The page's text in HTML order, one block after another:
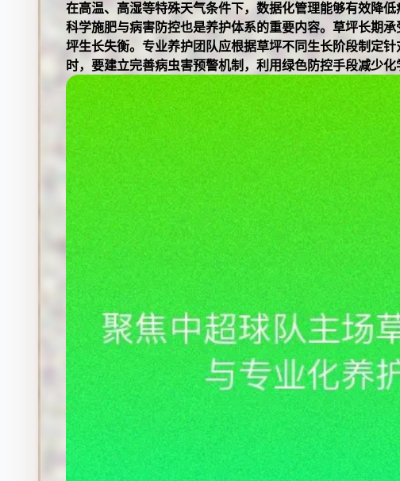
在高温、高湿等特殊天气条件下，数据化管理能够有效降低
科学施肥与病害防控也是养护体系的重要内容。草坪长期
坪生长失衡。专业养护团队应根据草坪不同生长阶段制定
时，要建立完善病虫害预警机制，利用绿色防控手段减少化